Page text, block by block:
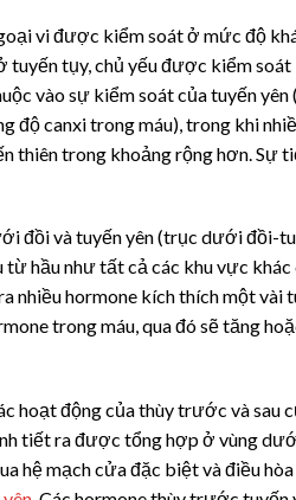
vi được kiểm soát ở mức độ
tuyến tụy, chủ yếu được kiểm
vào sự kiểm soát của tuyến
độ canxi trong máu), trong khi
thiên trong khoảng rộng hơn.
đồi và tuyến yên (trục dưới đồi-
hầu như tất cả các khu vực
nhiều hormone kích thích một
trong máu, qua đó sẽ tăng
hoạt động của thùy trước và sau
tiết ra được tổng hợp ở vùng
hệ mạch cửa đặc biệt và điều